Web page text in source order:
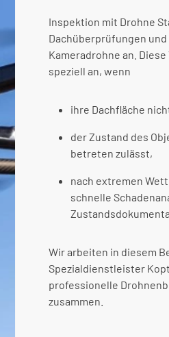
Inspektion mit Drohne
Dachüberprüfungen
Kameradrohne an.
speziell an, wenn
ihre Dachfläche
der Zustand des
betreten zulässt,
nach extremen
schnelle
Wir arbeiten in diesem
Spezialdienstleister
professionelle
zusammen.